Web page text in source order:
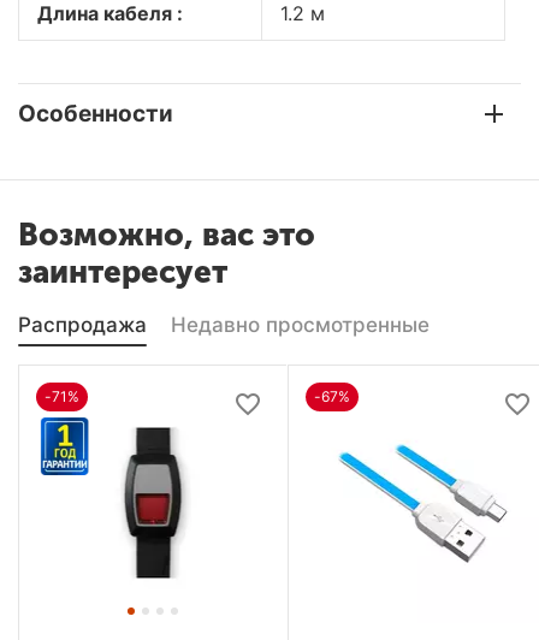
Длина кабеля : 1.2 м
Особенности
Возможно, вас это
заинтересует
Распродажа Недавно просмотренные
-71% -67%